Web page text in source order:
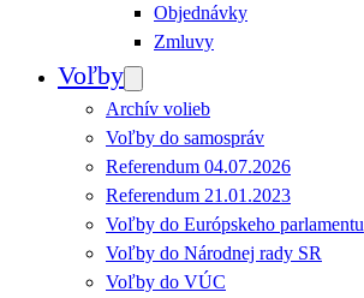
Objednávky
Zmluvy
Voľby
Archív volieb
Voľby do samospráv
Referendum 04.07.2026
Referendum 21.01.2023
Voľby do Európskeho parlamentu
Voľby do Národnej rady SR
Voľby do VÚC